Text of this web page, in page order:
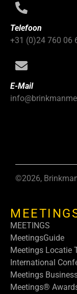
Telefoon
+31 (0)24 760 06
E-Mail
©2026,
MEETINGS
MeetingsGuide
Meetings Locatie
International
Meetings
Meetings®